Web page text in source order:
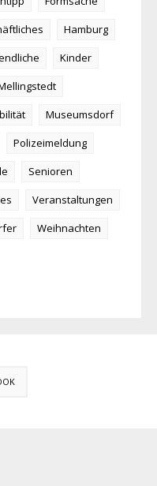
Hamburg
Kinder
Museumsdorf
Polizeimeldung
Senioren
Veranstaltungen
Weihnachten